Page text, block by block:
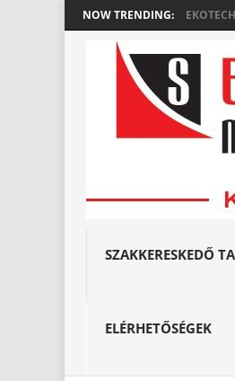
NOW TRENDING:
SZAKKERESKEDŐ
ELÉRHETŐSÉGEK